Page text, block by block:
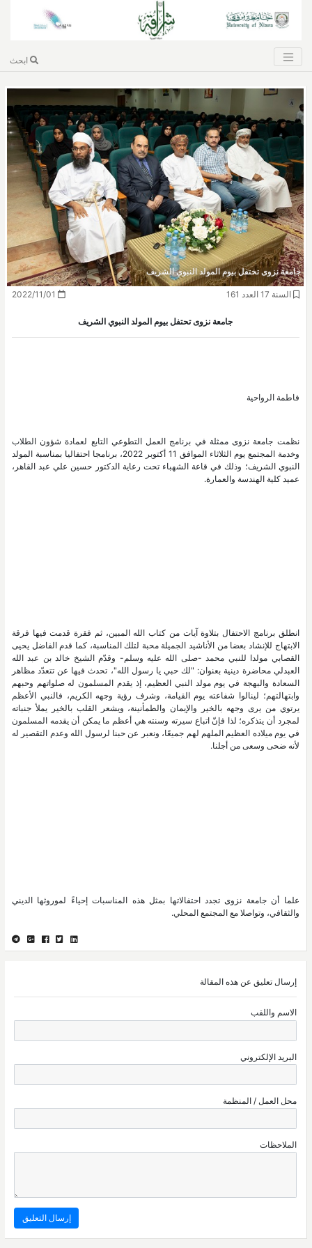
ابحث
جامعة نزوى تحتفل بيوم المولد النبوي الشريف
السنة 17 العدد 161
جامعة نزوى تحتفل بيوم المولد النبوي الشريف
فاطمة الرواحية
نظمت جامعة نزوى ممثلة في برنامج العمل التطوعي التابع لعمادة شؤون الطلاب
وخدمة المجتمع يوم الثلاثاء الموافق 11 أكتوبر 2022، برنامجا احتفاليا بمناسبة المولد
النبوي الشريف؛ وذلك في قاعة الشهباء تحت رعاية الدكتور حسين علي عبد القاهر،
عميد كلية الهندسة والعمارة.
انطلق برنامج الاحتفال بتلاوة آيات من كتاب الله المبين، ثم فقرة قدمت فيها فرقة
الابتهاج للإنشاد بعضا من الأناشيد الجميلة محبة لتلك المناسبة، كما قدم الفاضل يحيى
القصابي مولدا للنبي محمد -صلى الله عليه وسلم- وقدّم الشيخ خالد بن عبد الله
العبدلي محاضرة دينية بعنوان: "لك حبي يا رسول الله"، تحدث فيها عن تتعدّد مظاهر
السعادة والبهجة في يوم مولد النبي العظيم، إذ يقدم المسلمون له صلواتهم وحبهم
وابتهالتهم؛ لينالوا شفاعته يوم القيامة، وشرف رؤية وجهه الكريم، فالنبي الأعظم
يرتوي من يرى وجهه بالخير والإيمان والطمأنينة، ويشعر القلب بالخير يملأ جنباته
لمجرد أن يتذكره؛ لذا فإنّ اتباع سيرته وسنته هي أعظم ما يمكن أن يقدمه المسلمون
في يوم ميلاده العظيم الملهم لهم جميعًا، ونعبر عن حبنا لرسول الله وعدم التقصير له
لأنه ضحى وسعى من أجلنا.
علما أن جامعة نزوى تجدد احتفالاتها بمثل هذه المناسبات إحياءً لموروثها الديني
والثقافي، وتواصلا مع المجتمع المحلي.
إرسال تعليق عن هذه المقالة
الاسم واللقب
البريد الإلكتروني
محل العمل / المنظمة
الملاحظات